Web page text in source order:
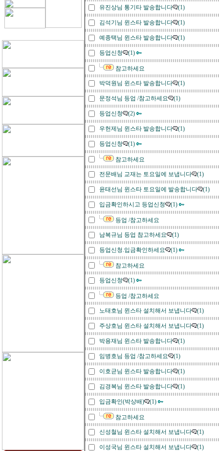
유진상님 통기타 발송합니다 (1)
김석기님 윈스타 발송합니다 (1)
예종택님 윈스타 발송합니다 (1)
등업신청 (1)
참고하세요
박덕원님 윈스타 발송합니다 (1)
문정석님 등업 /참고하세요 (1)
등업신청 (2)
우헌제님 윈스타 발송합니다 (1)
등업신청 (1)
참고하세요
전문배님 교재는 토요일에 보냅니다 (1)
윤태선님 윈스타 토요일에 발송합니다 (1)
입금확인하시고 등업신청 (1)
등업 /참고하세요
남복규님 등업 참고하세요 (1)
등업신청.입금확인하세요 (1)
참고하세요
등업신청 (1)
등업 /참고하세요
노태호님 윈스타 설치해서 보냅니다 (1)
주상호님 윈스타 설치해서 보냅니다 (1)
박용재님 윈스타 발송합니다 (1)
임병호님 등업 /참고하세요 (1)
이호균님 윈스타 발송합니다 (1)
김경복님 윈스타 발송합니다 (1)
입금확인(박상배) (1)
참고하세요
신성철님 윈스타 설치해서 보냅니다 (1)
이성국님 윈스타 설치해서 보냅니다 (1)